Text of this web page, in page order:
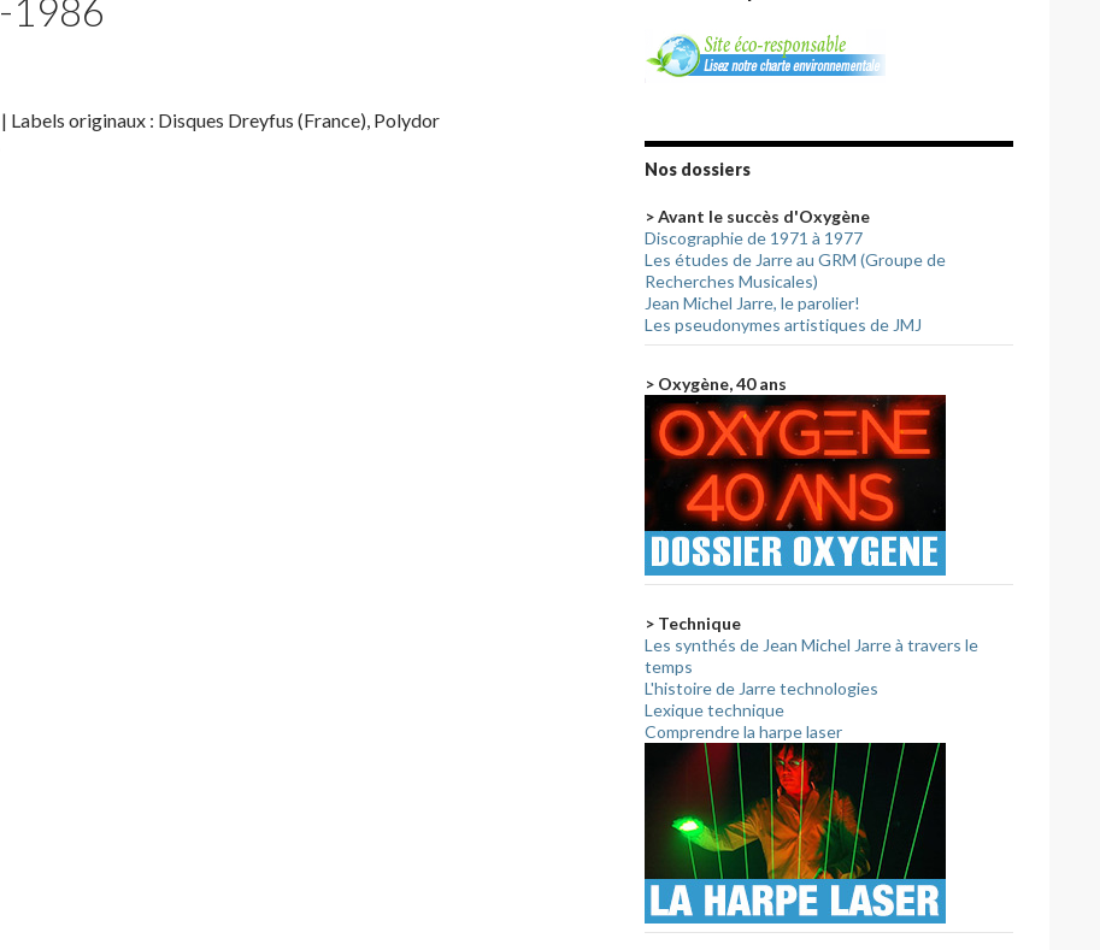
1986
Labels originaux : Disques Dreyfus (France), Polydor
1986
Nos dossiers
> Avant le succès d'Oxygène
Discographie de 1971 à 1977
Les études de Jarre au GRM (Groupe de
Recherches Musicales)
Jean Michel Jarre, le parolier!
Les pseudonymes artistiques de JMJ
> Oxygène, 40 ans
> Technique
Les synthés de Jean Michel Jarre à travers le
temps
L'histoire de Jarre technologies
Lexique technique
Comprendre la harpe laser